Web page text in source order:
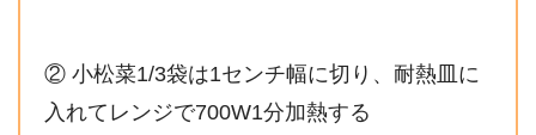
② 小松菜1/3袋は1センチ幅に切り、耐熱皿に
入れてレンジで700W1分加熱する